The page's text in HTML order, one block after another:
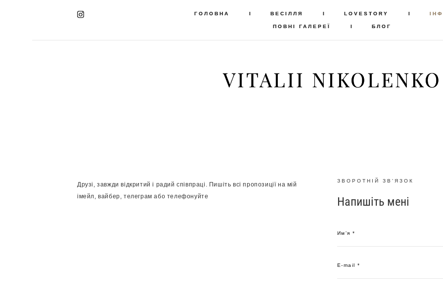
ГОЛОВНА I ВЕСІЛЛЯ I LOVESTORY I
ПОВНІ ГАЛЕРЕЇ I БЛОГ
VITALII NIKOLENKO
ГОЛОВНА I ВЕСІЛЛЯ I LOVESTORY I
ПОВНІ ГАЛЕРЕЇ I БЛОГ
VITALII NIKOLENKO
Друзі, завжди відкритий і радий співпраці. Пишіть всі пропозиції на мій
імейл, вайбер, телеграм або телефонуйте
ЗВОРОТНІЙ ЗВ'ЯЗОК
Напишіть мені
Им'я *
E-mail *